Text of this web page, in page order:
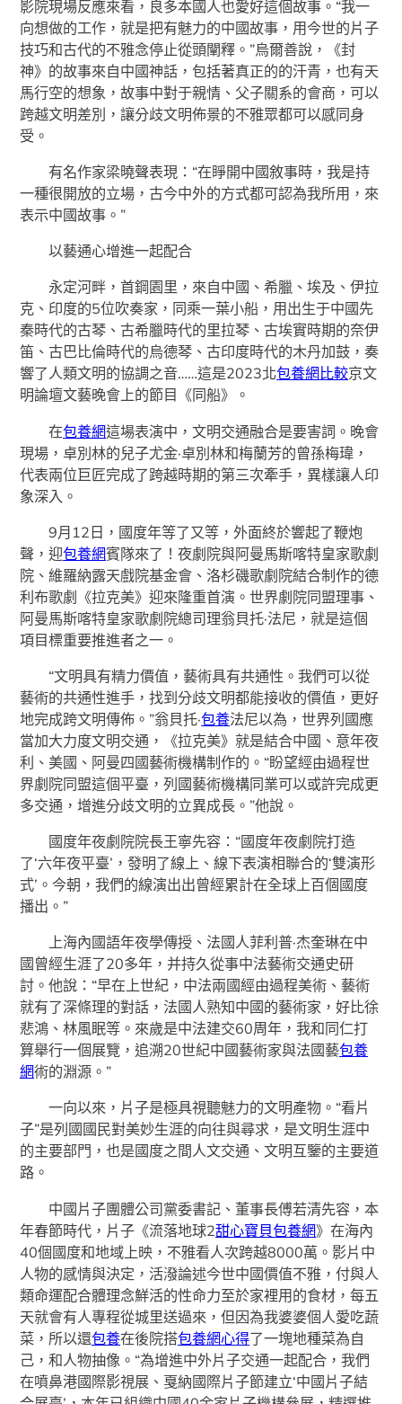
影院現場反應來看，良多本國人也愛好這個故事。“我一
向想做的工作，就是把有魅力的中國故事，用今世的片子
技巧和古代的不雅念停止從頭闡釋。”烏爾善說，《封
神》的故事來自中國神話，包括著真正的的汗青，也有天
馬行空的想象，故事中對于親情、父子關系的會商，可以
跨越文明差別，讓分歧文明佈景的不雅眾都可以感同身
受。
有名作家梁曉聲表現：“在睜開中國敘事時，我是持
一種很開放的立場，古今中外的方式都可認為我所用，來
表示中國故事。”
以藝通心增進一起配合
永定河畔，首鋼園里，來自中國、希臘、埃及、伊拉
克、印度的5位吹奏家，同乘一葉小船，用出生于中國先
秦時代的古琴、古希臘時代的里拉琴、古埃實時期的奈伊
笛、古巴比倫時代的烏德琴、古印度時代的木丹加鼓，奏
響了人類文明的協調之音……這是2023北包養網比較京文
明論壇文藝晚會上的節目《同船》。
在包養網這場表演中，文明交通融合是要害詞。晚會
現場，卓別林的兒子尤金·卓別林和梅蘭芳的曾孫梅瑋，
代表兩位巨匠完成了跨越時期的第三次牽手，異樣讓人印
象深入。
9月12日，國度年等了又等，外面終於響起了鞭炮
聲，迎包養網賓隊來了！夜劇院與阿曼馬斯喀特皇家歌劇
院、維羅納露天戲院基金會、洛杉磯歌劇院結合制作的德
利布歌劇《拉克美》迎來隆重首演。世界劇院同盟理事、
阿曼馬斯喀特皇家歌劇院總司理翁貝托·法尼，就是這個
項目標重要推進者之一。
“文明具有精力價值，藝術具有共通性。我們可以從
藝術的共通性進手，找到分歧文明都能接收的價值，更好
地完成跨文明傳佈。”翁貝托·包養法尼以為，世界列國應
當加大力度文明交通，《拉克美》就是結合中國、意年夜
利、美國、阿曼四國藝術機構制作的。“盼望經由過程世
界劇院同盟這個平臺，列國藝術機構同業可以或許完成更
多交通，增進分歧文明的立異成長。”他說。
國度年夜劇院院長王寧先容：“國度年夜劇院打造
了‘六年夜平臺’，發明了線上、線下表演相聯合的‘雙演形
式’。今朝，我們的線演出出曾經累計在全球上百個國度
播出。”
上海內國語年夜學傳授、法國人菲利普·杰奎琳在中
國曾經生涯了20多年，并持久從事中法藝術交通史研
討。他說：“早在上世紀，中法兩國經由過程美術、藝術
就有了深條理的對話，法國人熟知中國的藝術家，好比徐
悲鴻、林風眠等。來歲是中法建交60周年，我和同仁打
算舉行一個展覽，追溯20世紀中國藝術家與法國藝包養
網術的淵源。”
一向以來，片子是極具視聽魅力的文明產物。“看片
子”是列國國民對美妙生涯的向往與尋求，是文明生涯中
的主要部門，也是國度之間人文交通、文明互鑒的主要道
路。
中國片子團體公司黨委書記、董事長傅若清先容，本
年春節時代，片子《流落地球2甜心寶貝包養網》在海內
40個國度和地域上映，不雅看人次跨越8000萬。影片中
人物的感情與決定，活潑論述今世中國價值不雅，付與人
類命運配合體理念鮮活的性命力至於家裡用的食材，每五
天就會有人專程從城里送過來，但因為我婆婆個人愛吃蔬
菜，所以還包養在後院搭包養網心得了一塊地種菜為自
己，和人物抽像。“為增進中外片子交通一起配合，我們
在噴鼻港國際影視展、戛納國際片子節建立‘中國片子結